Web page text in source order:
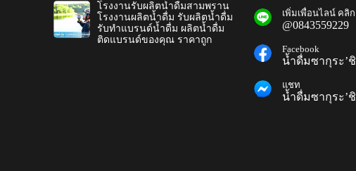
โรงงานรับผลิตน้ำดื่มสามพราน
โรงงานผลิตน้ำดื่ม รับผลิตน้ำดื่ม
รับทำแบรนด์น้ำดื่ม ผลิตน้ำดื่ม
ติดแบรนด์ของคุณ ราคาถูก
เพิ่มเพื่อนไลน์ คลิก
@0843559229
Facebook
น้ำดื่มซากุระ’ชิ
แชท
น้ำดื่มซากุระ’ชิ